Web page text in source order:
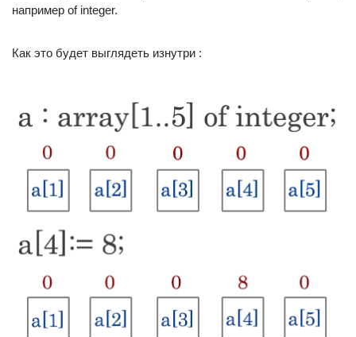
например of integer.
Как это будет выглядеть изнутри :